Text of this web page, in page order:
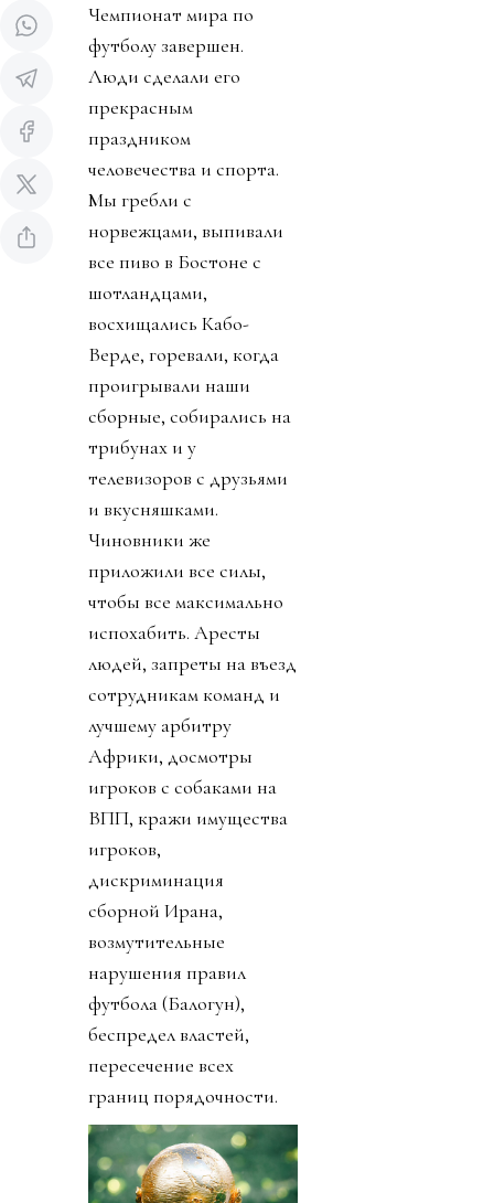
Чемпионат мира по
футболу завершен.
Люди сделали его
прекрасным
праздником
человечества и спорта.
Мы гребли с
норвежцами, выпивали
все пиво в Бостоне с
шотландцами,
восхищались Кабо-
Верде, горевали, когда
проигрывали наши
сборные, собирались на
трибунах и у
телевизоров с друзьями
и вкусняшками.
Чиновники же
приложили все силы,
чтобы все максимально
испохабить. Аресты
людей, запреты на въезд
сотрудникам команд и
лучшему арбитру
Африки, досмотры
игроков с собаками на
ВПП, кражи имущества
игроков,
дискриминация
сборной Ирана,
возмутительные
нарушения правил
футбола (Балогун),
беспредел властей,
пересечение всех
границ порядочности.